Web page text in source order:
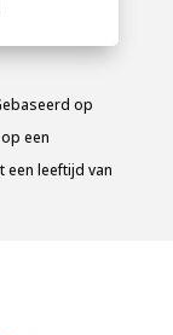
op
een
een leeftijd van